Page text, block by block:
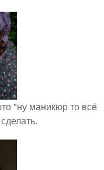
"ну маникюр то всё